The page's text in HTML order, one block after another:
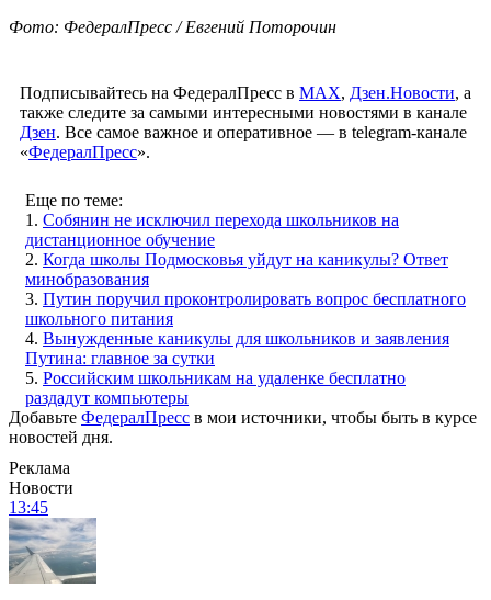
Фото: ФедералПресс / Евгений Поторочин
Подписывайтесь на ФедералПресс в МАХ, Дзен.Новости, а
также следите за самыми интересными новостями в канале
Дзен. Все самое важное и оперативное — в telegram-канале
«ФедералПресс».
Еще по теме:
1. Собянин не исключил перехода школьников на
дистанционное обучение
2. Когда школы Подмосковья уйдут на каникулы? Ответ
минобразования
3. Путин поручил проконтролировать вопрос бесплатного
школьного питания
4. Вынужденные каникулы для школьников и заявления
Путина: главное за сутки
5. Российским школьникам на удаленке бесплатно
раздадут компьютеры
Добавьте ФедералПресс в мои источники, чтобы быть в курсе
новостей дня.
Реклама
Новости
13:45